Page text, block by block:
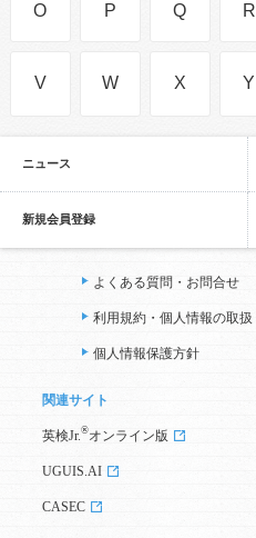
O P Q R
V W X Y
ニュース
新規会員登録
よくある質問・お問合せ
利用規約・個人情報の取扱
個人情報保護方針
関連サイト
英検Jr. ®オンライン版
UGUIS.AI
CASEC